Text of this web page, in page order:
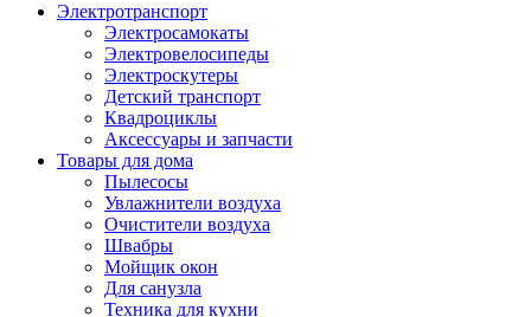
Электротранспорт
Электросамокаты
Электровелосипеды
Электроскутеры
Детский транспорт
Квадроциклы
Аксессуары и запчасти
Товары для дома
Пылесосы
Увлажнители воздуха
Очистители воздуха
Швабры
Мойщик окон
Для санузла
Техника для кухни